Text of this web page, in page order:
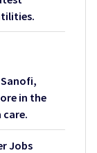
in the
Jobs